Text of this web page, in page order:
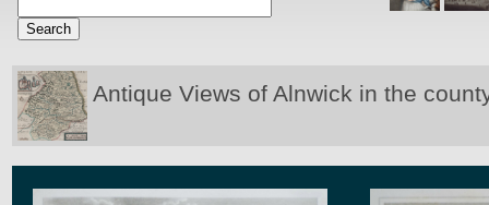
Antique Views of Alnwick in the